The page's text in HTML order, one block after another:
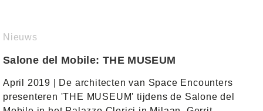
Nieuws
Salone del Mobile: THE MUSEUM
April 2019 | De architecten van Space Encounters
presenteren 'THE MUSEUM' tijdens de Salone del